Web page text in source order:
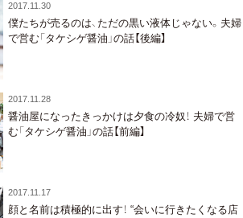
2017.11.30
僕たちが売るのは、ただの黒い液体じゃない。夫婦
で営む「タケシゲ醤油」の話【後編】
2017.11.28
醤油屋になったきっかけは夕食の冷奴！ 夫婦で営
む「タケシゲ醤油」の話【前編】
2017.11.17
顔と名前は積極的に出す！ “会いに行きたくなる店